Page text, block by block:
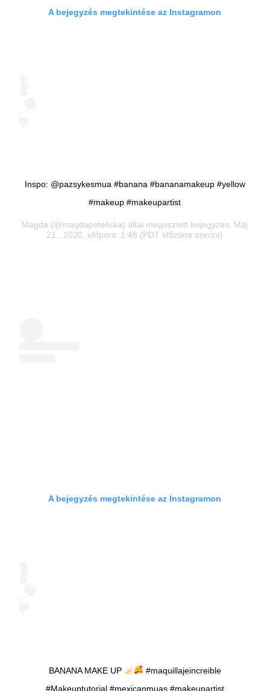
A bejegyzés megtekintése az Instagramon
Inspo: @pazsykesmua #banana #bananamakeup #yellow
#makeup #makeupartist
Magda (@magdapetelicka) által megosztott bejegyzés, Máj
21., 2020, időpont: 1:48 (PDT időzóna szerint)
A bejegyzés megtekintése az Instagramon
BANANA MAKE UP
#maquillajeincreible
#Makeuptutorial #mexicanmuas #makeupartist